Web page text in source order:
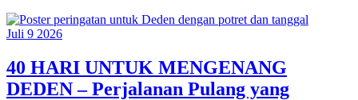
Juli 9 2026
40 HARI UNTUK MENGENANG
DEDEN – Perjalanan Pulang yang